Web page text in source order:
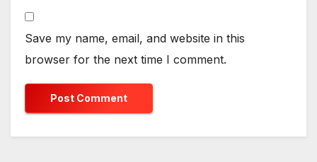
Save my name, email, and website in this
browser for the next time I comment.